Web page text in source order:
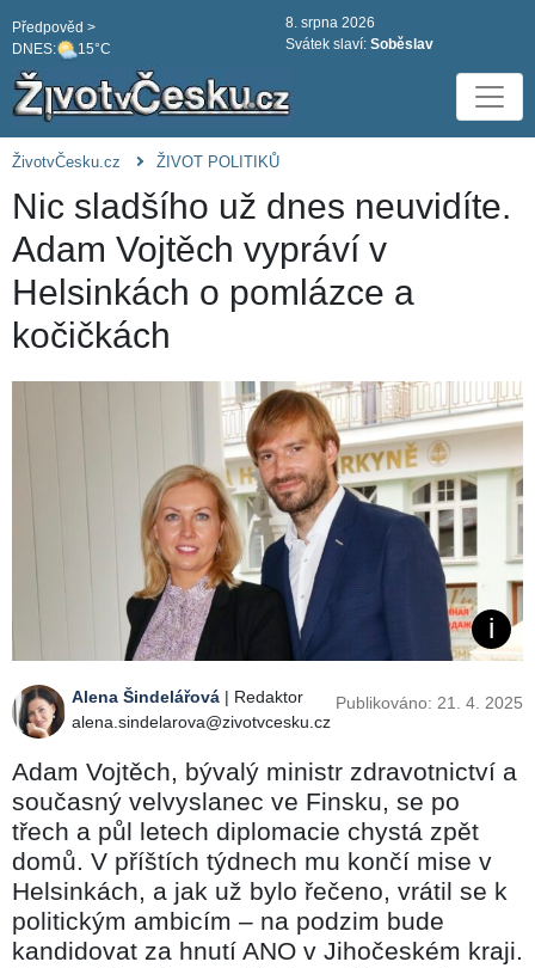
DNES: 15°C
Předpověd >
8. srpna 2026
Svátek slaví: Soběslav
ŽivotvČesku.cz ŽIVOT POLITIKŮ
Nic sladšího už dnes neuvidíte.
Adam Vojtěch vypráví v
Helsinkách o pomlázce a
kočičkách
Alena Šindelářová | Redaktor
alena.sindelarova@zivotvcesku.cz
Publikováno: 21. 4. 2025
Adam Vojtěch, bývalý ministr zdravotnictví a
současný velvyslanec ve Finsku, se po
třech a půl letech diplomacie chystá zpět
domů. V příštích týdnech mu končí mise v
Helsinkách, a jak už bylo řečeno, vrátil se k
politickým ambicím – na podzim bude
kandidovat za hnutí ANO v Jihočeském kraji.